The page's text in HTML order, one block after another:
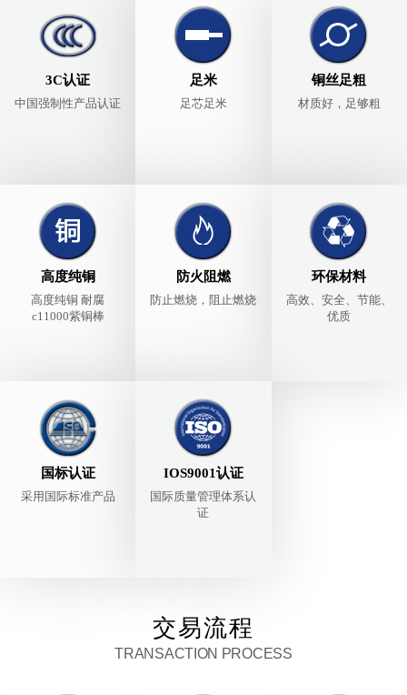
3C认证
中国强制性产品认证
足米
足芯足米
铜丝足粗
材质好，足够粗
高度纯铜
高度纯铜 耐腐
c11000紫铜棒
防火阻燃
防止燃烧，阻止燃烧
环保材料
高效、安全、节能、
优质
国标认证
采用国际标准产品
IOS9001认证
国际质量管理体系认
证
交易流程
TRANSACTION PROCESS